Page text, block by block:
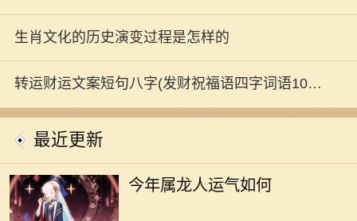
生肖文化的历史演变过程是怎样的
转运财运文案短句八字(发财祝福语四字词语100
句文案摘抄)
最近更新
今年属龙人运气如何
今年属龙人运气稳中藏变，顺势
子被穿堂风激得坐窗边，心难静，气
乱。先理顺这股“气”是属龙者今年的
34岁属龙，未必是土命，得结合
具体生年判断。 34岁，正处人生